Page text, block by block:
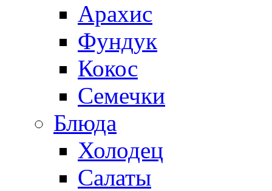
Арахис
Фундук
Кокос
Семечки
Блюда
Холодец
Салаты